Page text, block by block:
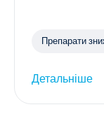
Препарати
Детальніше